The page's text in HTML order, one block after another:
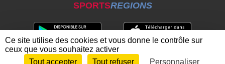
SPORTSREGIONS
Envie de participer ?
Ce site utilise des cookies et vous donne le contrôle sur
ceux que vous souhaitez activer
Tout accepter
Tout refuser Personnaliser